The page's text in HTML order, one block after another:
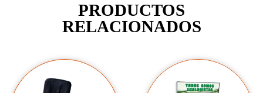
PRODUCTOS
RELACIONADOS